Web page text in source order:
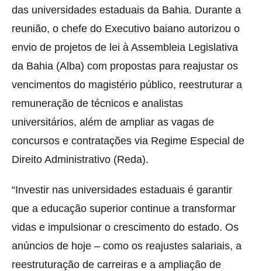
das universidades estaduais da Bahia. Durante a
reunião, o chefe do Executivo baiano autorizou o
envio de projetos de lei à Assembleia Legislativa
da Bahia (Alba) com propostas para reajustar os
vencimentos do magistério público, reestruturar a
remuneração de técnicos e analistas
universitários, além de ampliar as vagas de
concursos e contratações via Regime Especial de
Direito Administrativo (Reda).
“Investir nas universidades estaduais é garantir
que a educação superior continue a transformar
vidas e impulsionar o crescimento do estado. Os
anúncios de hoje – como os reajustes salariais, a
reestruturação de carreiras e a ampliação de